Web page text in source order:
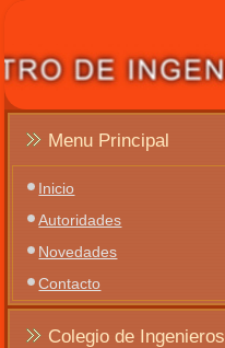
Menu Principal
Inicio
Autoridades
Novedades
Contacto
Colegio de Ingenieros